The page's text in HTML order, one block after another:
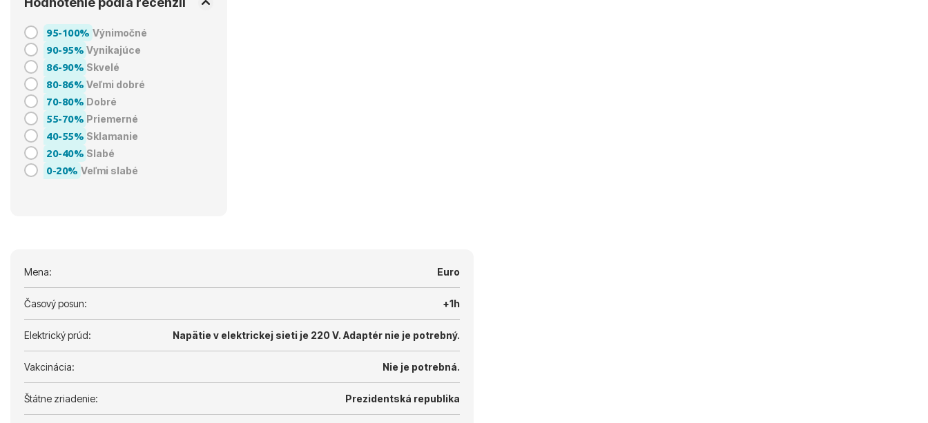
95-100% Výnimočné
90-95% Vynikajúce
86-90% Skvelé
80-86% Veľmi dobré
70-80% Dobré
55-70% Priemerné
40-55% Sklamanie
20-40% Slabé
0-20% Veľmi slabé
Mena: Euro
Časový posun: +1h
Elektrický prúd: Napätie v elektrickej sieti je 220 V. Adaptér nie je potrebný.
Vakcinácia: Nie je potrebná.
Štátne zriadenie: Prezidentská republika